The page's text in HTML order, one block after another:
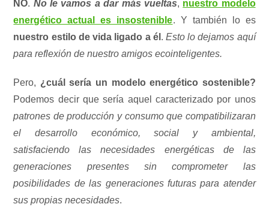
NO. No le vamos a dar más vueltas, nuestro modelo
energético actual es insostenible. Y también lo es
nuestro estilo de vida ligado a él . Esto lo dejamos aquí
para reflexión de nuestro amigos ecointeligentes.
Pero, ¿cuál sería un modelo energético sostenible?
Podemos decir que sería aquel caracterizado por unos
patrones de producción y consumo que compatibilizaran
el desarrollo económico, social y ambiental,
satisfaciendo las necesidades energéticas de las
generaciones presentes sin comprometer las
posibilidades de las generaciones futuras para atender
sus propias necesidades.